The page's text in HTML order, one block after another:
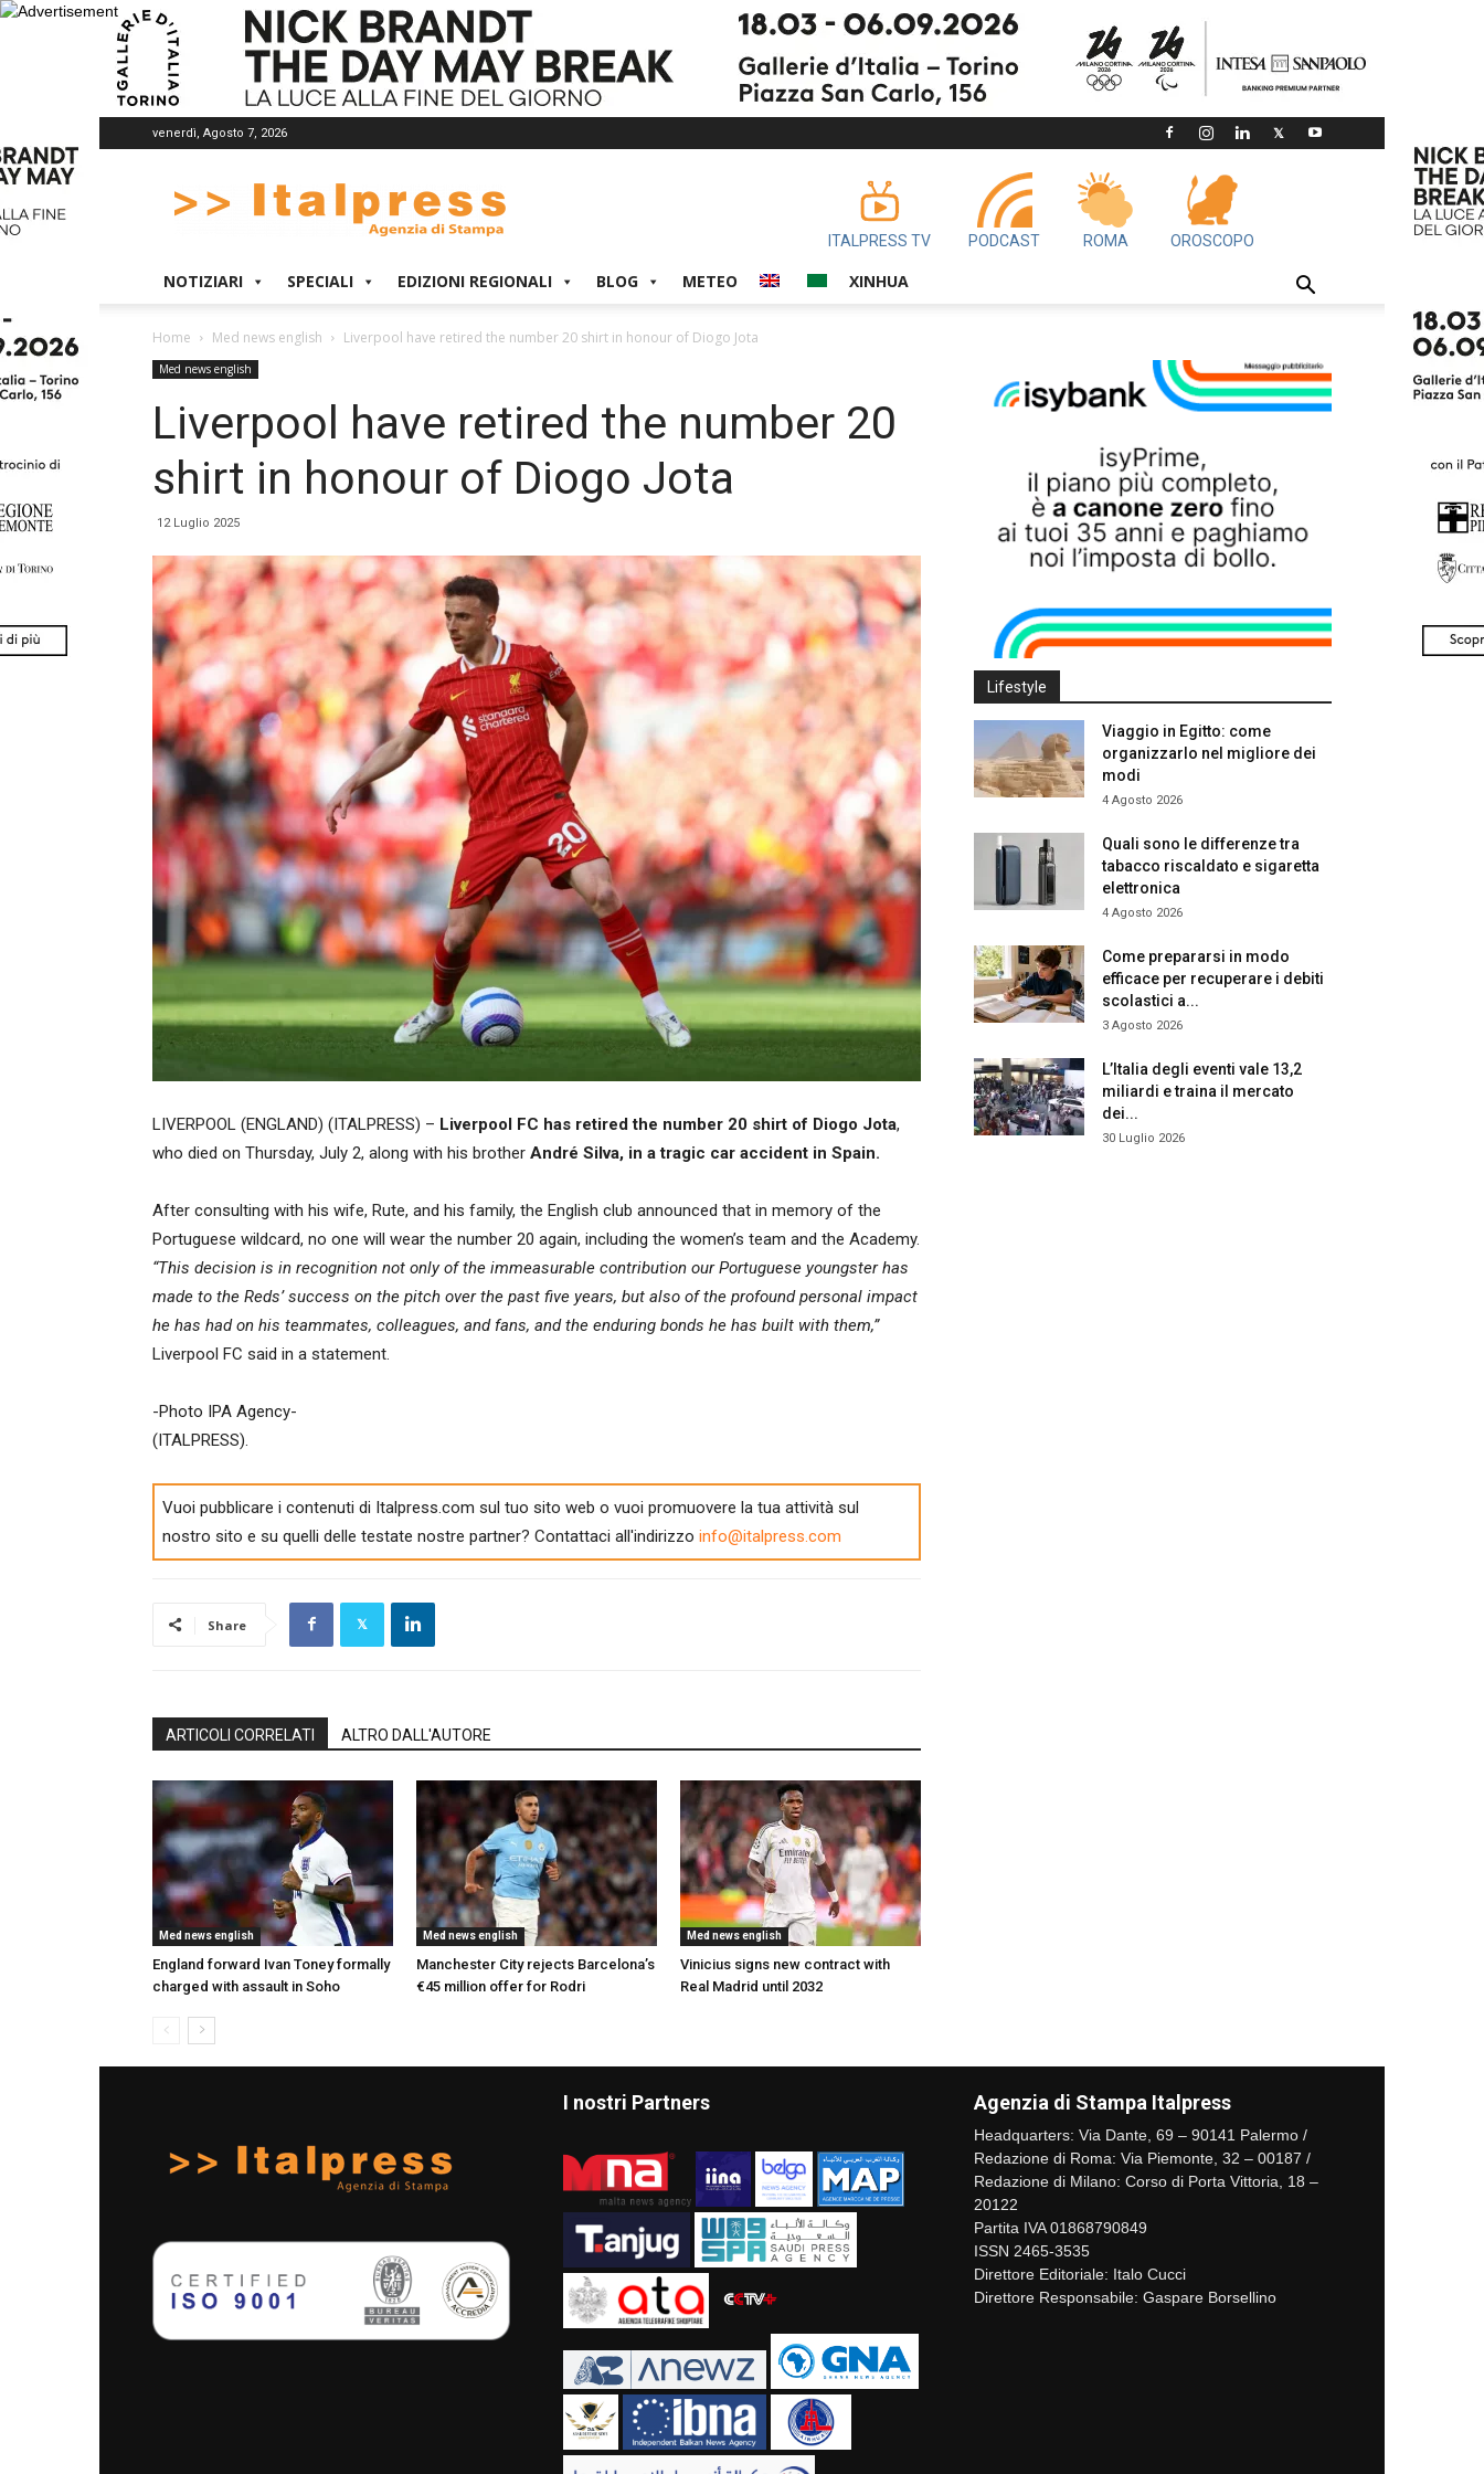
venerdì, Agosto 7, 2026
ITALPRESS TV PODCAST ROMA OROSCOPO
NOTIZIARI SPECIALI EDIZIONI REGIONALI BLOG METEO XINHUA
Home Med news english Liverpool have retired the number 20 shirt in honour of Diogo Jota
Med news english
Liverpool have retired the number 20
shirt in honour of Diogo Jota
12 Luglio 2025
LIVERPOOL (ENGLAND) (ITALPRESS) – Liverpool FC has retired the number 20 shirt of Diogo Jota,
who died on Thursday, July 2, along with his brother André Silva, in a tragic car accident in Spain.
After consulting with his wife, Rute, and his family, the English club announced that in memory of the
Portuguese wildcard, no one will wear the number 20 again, including the women’s team and the Academy.
“This decision is in recognition not only of the immeasurable contribution our Portuguese youngster has
made to the Reds’ success on the pitch over the past five years, but also of the profound personal impact
he has had on his teammates, colleagues, and fans, and the enduring bonds he has built with them,”
Liverpool FC said in a statement.
-Photo IPA Agency-
(ITALPRESS).
Vuoi pubblicare i contenuti di Italpress.com sul tuo sito web o vuoi promuovere la tua attività sul
nostro sito e su quelli delle testate nostre partner? Contattaci all'indirizzo info@italpress.com
Share
ARTICOLI CORRELATI ALTRO DALL'AUTORE
Med news english
England forward Ivan Toney formally
charged with assault in Soho
Med news english
Manchester City rejects Barcelona’s
€45 million offer for Rodri
Med news english
Vinicius signs new contract with
Real Madrid until 2032
Lifestyle
Viaggio in Egitto: come
organizzarlo nel migliore dei
modi
4 Agosto 2026
Quali sono le differenze tra
tabacco riscaldato e sigaretta
elettronica
4 Agosto 2026
Come prepararsi in modo
efficace per recuperare i debiti
scolastici a...
3 Agosto 2026
L’Italia degli eventi vale 13,2
miliardi e traina il mercato
dei...
30 Luglio 2026
I nostri Partners Agenzia di Stampa Italpress
Headquarters: Via Dante, 69 – 90141 Palermo /
Redazione di Roma: Via Piemonte, 32 – 00187 /
Redazione di Milano: Corso di Porta Vittoria, 18 –
20122
Partita IVA 01868790849
ISSN 2465-3535
Direttore Editoriale: Italo Cucci
Direttore Responsabile: Gaspare Borsellino